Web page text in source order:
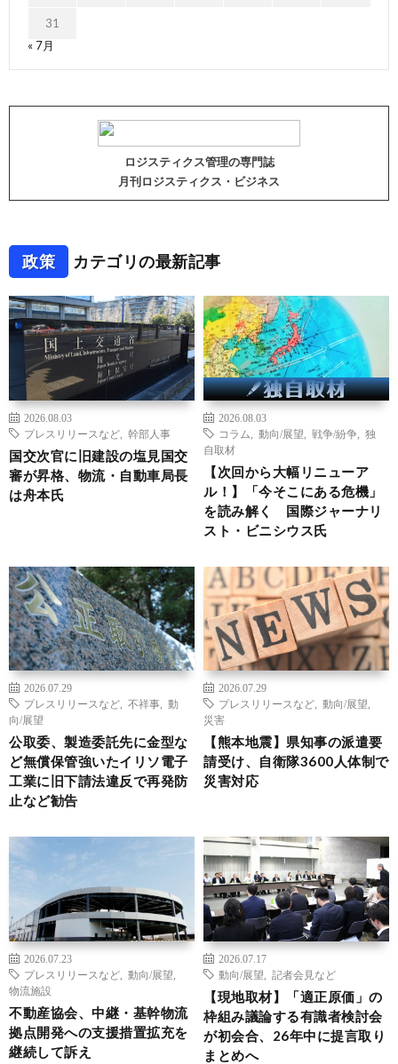
31
« 7月
ロジスティクス管理の専門誌
月刊ロジスティクス・ビジネス
政策 カテゴリの最新記事
2026.08.03
プレスリリースなど
幹部人事
国交次官に旧建設の塩見国交
審が昇格、物流・自動車局長
は舟本氏
2026.08.03
コラム
動向/展望 戦争/紛争
独
自取材
【次回から大幅リニューア
ル！】「今そこにある危機」
を読み解く 国際ジャーナリ
スト・ビニシウス氏
2026.07.29
プレスリリースなど
不祥事
動
向/展望
公取委、製造委託先に金型な
ど無償保管強いたイリソ電子
工業に旧下請法違反で再発防
止など勧告
2026.07.29
プレスリリースなど
動向/展望
災害
【熊本地震】県知事の派遣要
請受け、自衛隊3600人体制で
災害対応
2026.07.23
プレスリリースなど
動向/展望
物流施設
不動産協会、中継・基幹物流
拠点開発への支援措置拡充を
継続して訴え
2026.07.17
動向/展望
記者会見など
【現地取材】「適正原価」の
枠組み議論する有識者検討会
が初会合、26年中に提言取り
まとめへ